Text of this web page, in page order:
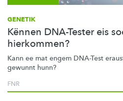
GENETIK
Kënnen DNA-Tester eis
hierkommen?
Kann ee mat engem DNA-Test
gewunnt hunn?
FNR